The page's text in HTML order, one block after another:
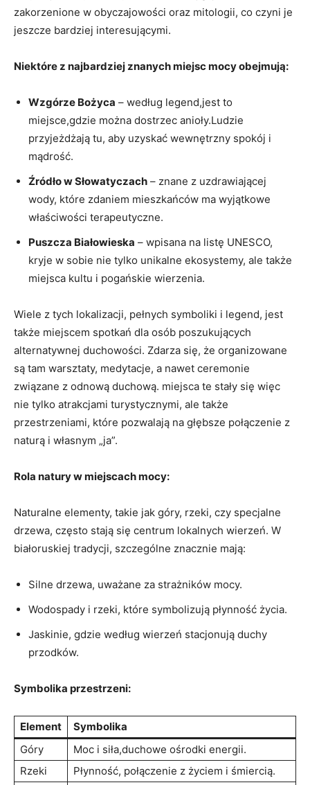
zakorzenione w obyczajowości ‌oraz mitologii,‌ co czyni je
jeszcze bardziej ‌interesującymi.
Niektóre ‍z najbardziej znanych ⁢miejsc mocy obejmują:
Wzgórze Bożyca – według legend,jest to
⁣miejsce,gdzie⁣ można dostrzec‍ anioły.Ludzie
przyjeżdżają tu, aby ‌uzyskać wewnętrzny spokój i
mądrość.
Źródło‌ w Słowatyczach – znane z uzdrawiającej
wody, które zdaniem mieszkańców ma wyjątkowe
właściwości terapeutyczne.
Puszcza Białowieska – wpisana na listę UNESCO,⁤
kryje w⁤ sobie‍ nie ⁢tylko unikalne ekosystemy, ale także⁣
miejsca kultu i pogańskie ⁢wierzenia.
Wiele z tych lokalizacji, pełnych symboliki i legend, jest
także miejscem spotkań dla osób⁣ poszukujących⁤
alternatywnej duchowości. ​Zdarza się, że⁤ organizowane
są tam​ warsztaty, medytacje, a⁢ nawet ceremonie
związane z odnową⁣ duchową. miejsca te stały się więc ​
nie tylko atrakcjami turystycznymi, ale także
przestrzeniami, które pozwalają na głębsze połączenie‌ z
naturą i własnym „ja”.
Rola ⁣natury w ⁢miejscach mocy:
Naturalne elementy, takie jak góry, rzeki, czy specjalne
drzewa, często stają się centrum⁤ lokalnych wierzeń. W
białoruskiej tradycji, szczególne znacznie mają:
Silne drzewa,⁢ uważane za strażników mocy.
Wodospady i rzeki, które symbolizują ‍płynność życia.
Jaskinie, gdzie według wierzeń stacjonują duchy
przodków.
Symbolika przestrzeni:
Element
Symbolika
Góry
Moc i siła,duchowe ośrodki energii.
Rzeki
Płynność, połączenie z życiem i śmiercią.